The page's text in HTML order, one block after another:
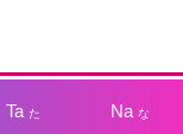
Taた Na な